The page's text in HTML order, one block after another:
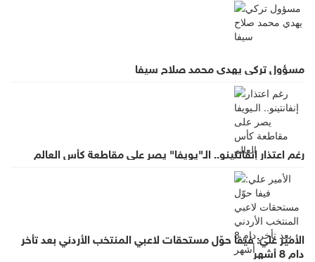
مسؤول تركي يهدي محمد صلاح سيفا
رغم اعتذار إنفانتينو.. الـ"يويفا" يصر على مقاطعة كأس العالم
الأمير علي: فيفا حوّل مستحقات لاعبي المنتخب الأردني بعد تأخر
دام 8 أشهر